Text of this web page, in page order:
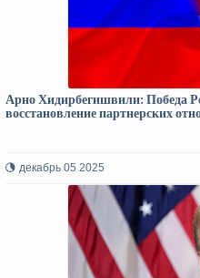
Арно Хидирбегишвили: Победа
восстановление партнерских
декабрь 05 2025